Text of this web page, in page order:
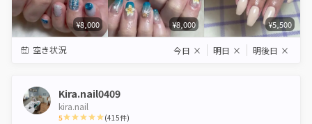
¥8,000 ¥8,000 ¥5,500
空き状況 今日 × 明日 × 明後日 ×
Kira.nail0409
kira.nail
5 (415件)